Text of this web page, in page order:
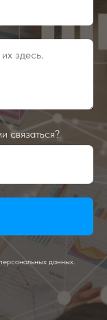
связаться?
данных.